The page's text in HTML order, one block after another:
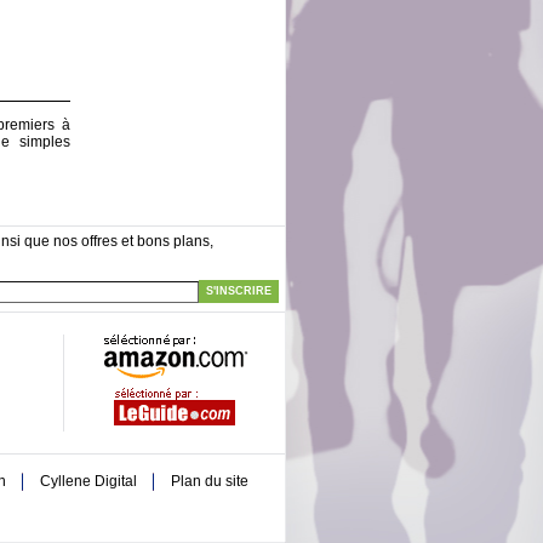
à
simples
que nos offres et bons plans,
S'INSCRIRE
Cyllene Digital Plan du site